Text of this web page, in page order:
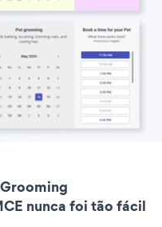
nunca foi tão fácil